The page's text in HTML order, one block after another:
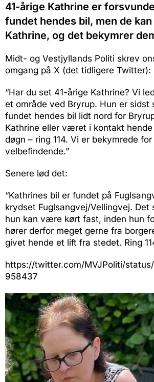
41-årige Kathrine er
fundet hendes bil, men de
Kathrine, og det bekymrer
Midt- og Vestjyllands Politi skrev
omgang på X (det tidligere Twitter):
“Har du set 41-årige Kathrine? Vi
et område ved Bryrup. Hun er sidst
fundet hendes bil lidt nord for
Kathrine eller været i kontakt
døgn – ring 114. Vi er bekymrede
velbefindende.”
Senere lød det:
“Kathrines bil er fundet på
krydset Fuglsangvej/Vellingvej. Det
hun kan være kørt fast, inden hun
hører derfor meget gerne fra
givet hende et lift fra stedet. Ring
https://twitter.com/MVJPoliti/
958437